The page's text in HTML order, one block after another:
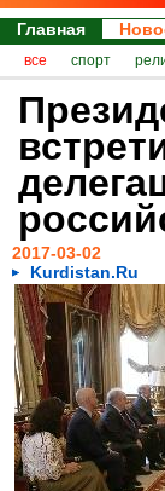
Главная
все спорт
2017-03-02
Kurdistan.Ru